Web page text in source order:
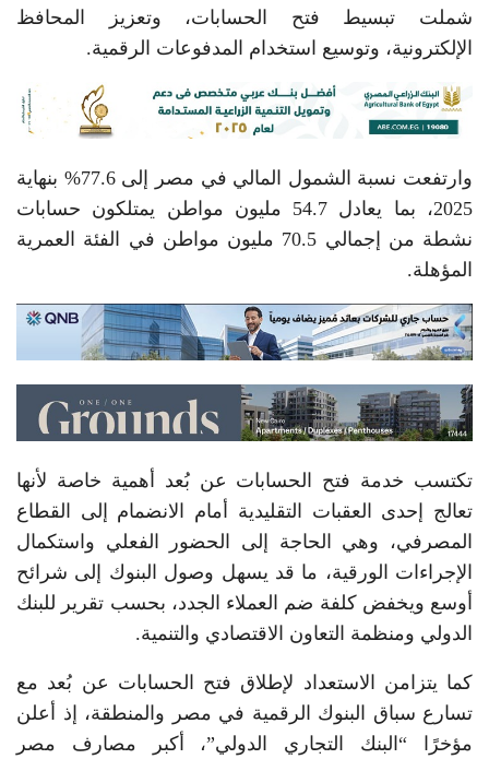
شملت تبسيط فتح الحسابات، وتعزيز المحافظ
الإلكترونية، وتوسيع استخدام المدفوعات الرقمية.
وارتفعت نسبة الشمول المالي في مصر إلى 77.6% بنهاية
2025، بما يعادل 54.7 مليون مواطن يمتلكون حسابات
نشطة من إجمالي 70.5 مليون مواطن في الفئة العمرية
المؤهلة.
تكتسب خدمة فتح الحسابات عن بُعد أهمية خاصة لأنها
تعالج إحدى العقبات التقليدية أمام الانضمام إلى القطاع
المصرفي، وهي الحاجة إلى الحضور الفعلي واستكمال
الإجراءات الورقية، ما قد يسهل وصول البنوك إلى شرائح
أوسع ويخفض كلفة ضم العملاء الجدد، بحسب تقرير للبنك
الدولي ومنظمة التعاون الاقتصادي والتنمية.
كما يتزامن الاستعداد لإطلاق فتح الحسابات عن بُعد مع
تسارع سباق البنوك الرقمية في مصر والمنطقة، إذ أعلن
مؤخرًا “البنك التجاري الدولي”، أكبر مصارف مصر